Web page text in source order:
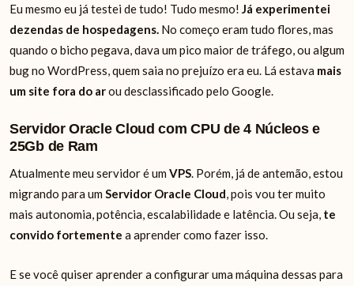
Eu mesmo eu já testei de tudo! Tudo mesmo! Já experimentei
dezendas de hospedagens. No começo eram tudo flores, mas
quando o bicho pegava, dava um pico maior de tráfego, ou algum
bug no WordPress, quem saia no prejuízo era eu. Lá estava mais
um site fora do arou desclassificado pelo Google.
Servidor Oracle Cloud com CPU de 4 Núcleos e
25Gb de Ram
Atualmente meu servidor é umVPS. Porém, já de antemão, estou
migrando para umServidor Oracle Cloud, pois vou ter muito
mais autonomia, potência, escalabilidade e latência. Ou seja, te
convido fortemente a aprender como fazer isso.
E se você quiser aprender a configurar uma máquina dessas para